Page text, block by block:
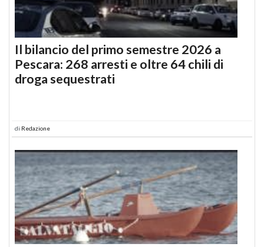
Il bilancio del primo semestre 2026 a
Pescara: 268 arresti e oltre 64 chili di
droga sequestrati
di Redazione